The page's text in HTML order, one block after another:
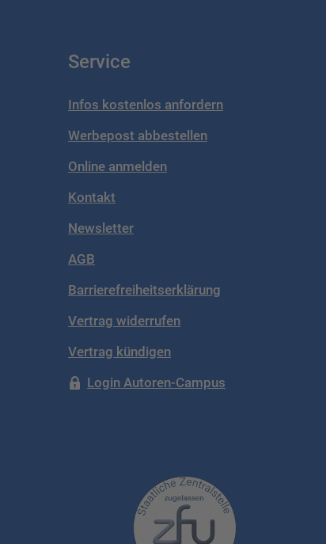
Service
Infos kostenlos anfordern
Werbepost abbestellen
Online anmelden
Kontakt
Newsletter
AGB
Barrierefreiheitserklärung
Vertrag widerrufen
Vertrag kündigen
Login Autoren-Campus